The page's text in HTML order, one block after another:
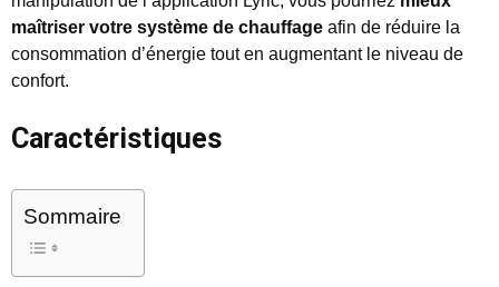
maîtriser votre système de chauffage afin de réduire la
consommation d’énergie tout en augmentant le niveau de
confort.
Caractéristiques
Sommaire